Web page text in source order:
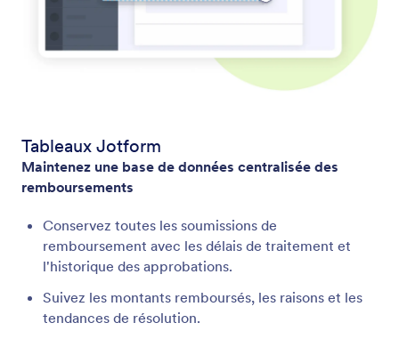
Tableaux Jotform
Maintenez une base de données centralisée des
remboursements
Conservez toutes les soumissions de
remboursement avec les délais de traitement et
l'historique des approbations.
Suivez les montants remboursés, les raisons et les
tendances de résolution.